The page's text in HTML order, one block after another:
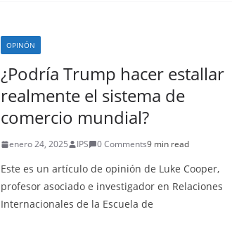
OPINÓN
¿Podría Trump hacer estallar
realmente el sistema de
comercio mundial?
enero 24, 2025 IPS 0 Comments9 min read
Este es un artículo de opinión de Luke Cooper,
profesor asociado e investigador en Relaciones
Internacionales de la Escuela de